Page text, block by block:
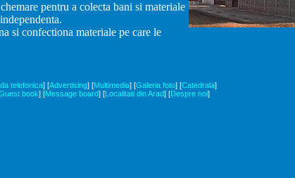
pentru a colecta bani si materiale
si confectiona materiale pe care le
telefonica] [Advertising] [Multimedia] [Galeria foto] [Catedrala]
book] [Message board] [Localitati din Arad] [Despre noi]